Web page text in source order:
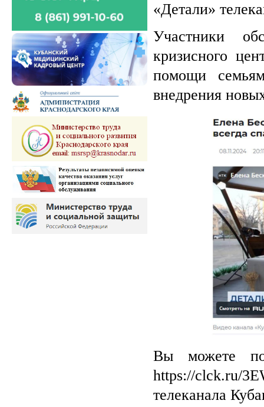
«Детали»
Участники
кризисного
помощи
внедрения
Вы можете
https://clck.ru/
телеканала